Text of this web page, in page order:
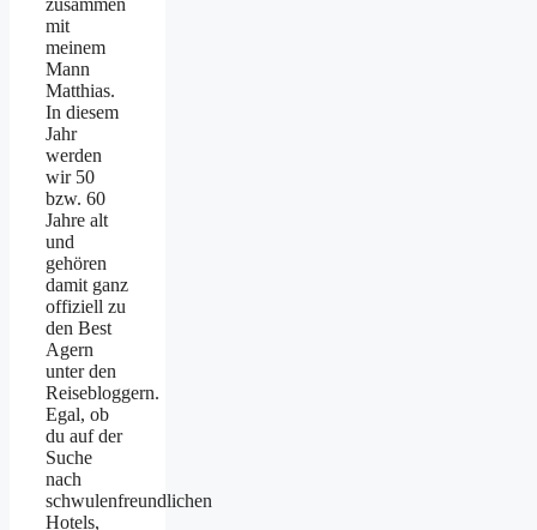
zusammen
mit
meinem
Mann
Matthias.
In diesem
Jahr
werden
wir 50
bzw. 60
Jahre alt
und
gehören
damit ganz
offiziell zu
den Best
Agern
unter den
Reisebloggern.
Egal, ob
du auf der
Suche
nach
schwulenfreundlichen
Hotels,